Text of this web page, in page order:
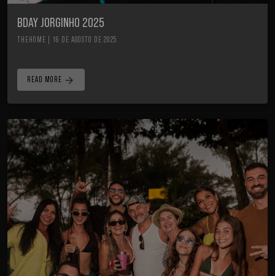
BDAY JORGINHO 2025
THEHOME | 16 DE AGOSTO DE 2025
READ MORE arrow_forward